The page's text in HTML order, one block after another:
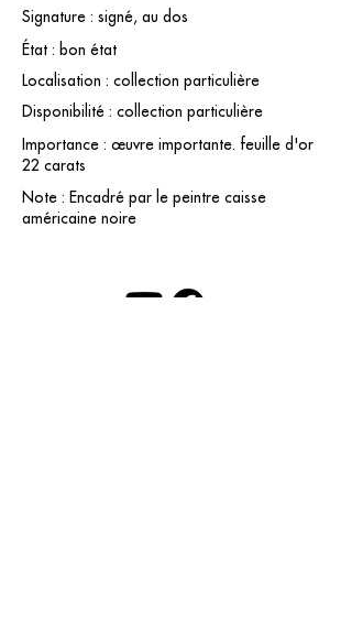
Signature : signé, au dos
État : bon état
Localisation : collection particulière
Disponibilité : collection particulière
Importance : œuvre importante. feuille d'or
22 carats
Note : Encadré par le peintre caisse
américaine noire